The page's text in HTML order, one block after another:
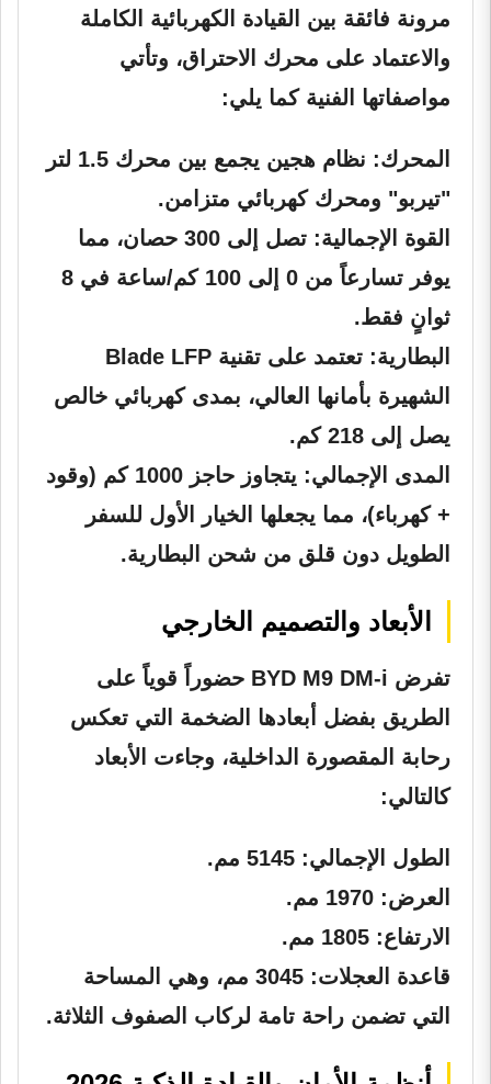
مرونة فائقة بين القيادة الكهربائية الكاملة
والاعتماد على محرك الاحتراق، وتأتي
مواصفاتها الفنية كما يلي:
المحرك:
نظام هجين يجمع بين محرك 1.5 لتر
"تيربو" ومحرك كهربائي متزامن.
القوة الإجمالية:
تصل إلى 300 حصان، مما
يوفر تسارعاً من 0 إلى 100 كم/ساعة في 8
ثوانٍ فقط.
البطارية:
تعتمد على تقنية Blade LFP
الشهيرة بأمانها العالي، بمدى كهربائي خالص
يصل إلى 218 كم.
المدى الإجمالي:
يتجاوز حاجز 1000 كم (وقود
+ كهرباء)، مما يجعلها الخيار الأول للسفر
الطويل دون قلق من شحن البطارية.
الأبعاد والتصميم الخارجي
تفرض BYD M9 DM-i حضوراً قوياً على
الطريق بفضل أبعادها الضخمة التي تعكس
رحابة المقصورة الداخلية، وجاءت الأبعاد
كالتالي:
الطول الإجمالي:
العرض:
الارتفاع:
قاعدة العجلات:
3045 مم، وهي المساحة
التي تضمن راحة تامة لركاب الصفوف الثلاثة.